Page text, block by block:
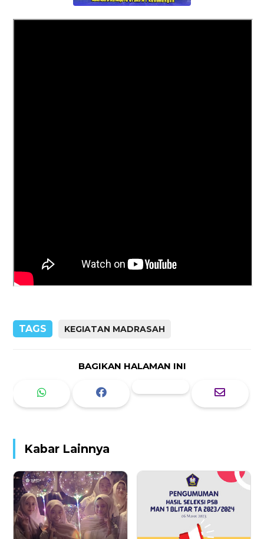
TAGS KEGIATAN MADRASAH
BAGIKAN HALAMAN INI
Kabar Lainnya